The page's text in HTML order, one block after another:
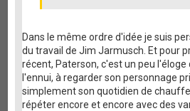
Dans le même ordre d'idée je suis
du travail de Jim Jarmusch. Et pour
récent, Paterson, c'est un peu l'éloge
l'ennui, à regarder son personnage
simplement son quotidien de
répéter encore et encore avec des